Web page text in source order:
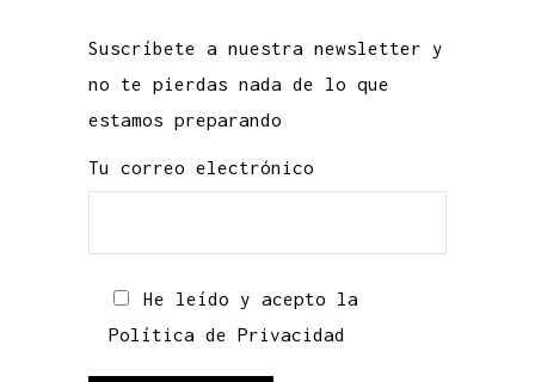
Suscríbete a nuestra newsletter y
no te pierdas nada de lo que
estamos preparando
Tu correo electrónico
He leído y acepto la
Política de Privacidad